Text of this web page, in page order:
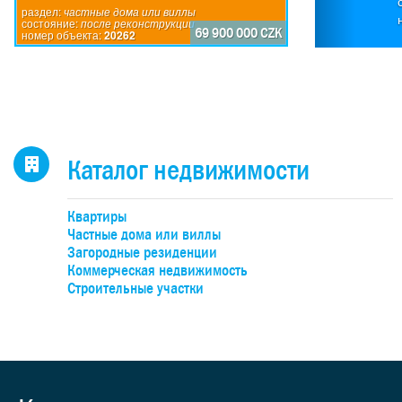
раздел:частные дома или виллы
состояние:после реконструкции
номер объекта:20262 69 900 000 CZK
Каталог недвижимости
Квартиры
Частные дома или виллы
Загородные резиденции
Коммерческая недвижимость
Строительные участки